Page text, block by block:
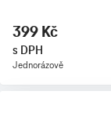
399 Kč
s DPH
Jednorázově